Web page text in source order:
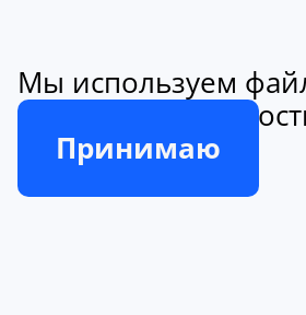
Мы используем
Принимаю